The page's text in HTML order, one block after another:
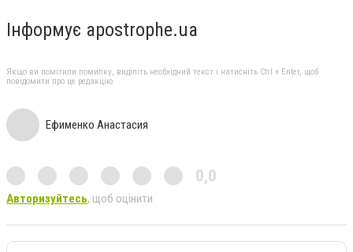
Інформує apostrophe.ua
Якщо ви помітили помилку, виділіть необхідний текст і натисніть Ctrl + Enter, щоб
повідомити про це редакцію
Ефименко Анастасия
0,0
Авторизуйтесь, щоб оцінити